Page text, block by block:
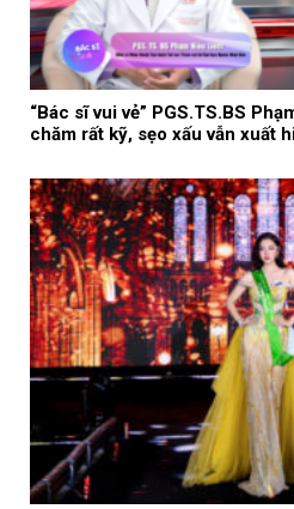
“Bác sĩ vui vẻ” PGS.TS.BS
chăm rất kỹ, sẹo xấu vẫn xuất